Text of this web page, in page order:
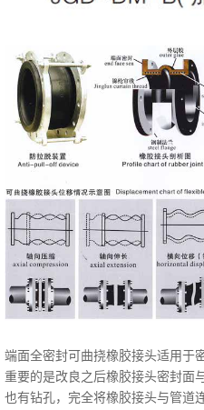
端面全密封可曲挠橡胶接头适用于
重要的是改良之后橡胶接头密封面
也有钻孔，完全将橡胶接头与管道